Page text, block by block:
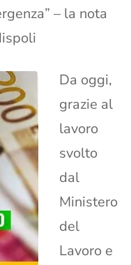
– la nota
Da oggi,
grazie al
lavoro
svolto
dal
Ministero
del
Lavoro e